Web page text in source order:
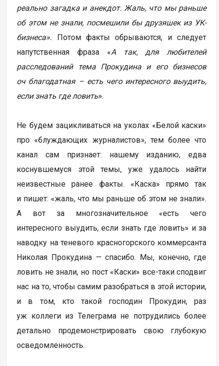
реально загадка и анекдот. Жаль, что мы раньше
об этом не знали, посмешили бы друзяшек из УК-
бизнеса».
Потом факты обрываются, и следует
напутственная фраза «А так, для любителей
расследований тема Прокудина и его бизнесов
оч благодатная – есть чего интересного выудить,
если знать где ловить».
Не будем зацикливаться на уколах «Белой каски»
про «блуждающих журналистов», тем более что
канал сам признает: нашему изданию, едва
коснувшемуся этой темы, уже удалось найти
неизвестные ранее факты. «Каска» прямо так
и пишет: «жаль, что мы раньше об этом не знали».
А вот за многозначительное «есть чего
интересного выудить, если знать где ловить» и за
наводку на теневого красногорского коммерсанта
Николая Прокудина — спасибо. Мы, конечно, где
ловить не знали, но пост «Каски» все-таки сподвиг
нас на то, чтобы самим разобраться в этой истории,
и в том, кто такой господин Прокудин, раз
уж коллеги из Телеграма не потрудились более
детально продемонстрировать свою глубокую
осведомленность.